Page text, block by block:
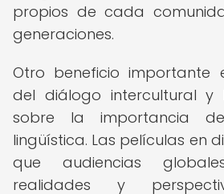
propios de cada
generaciones.
Otro beneficio importante
del diálogo intercultural y
sobre la importancia
lingüística. Las películas en
que audiencias
realidades y